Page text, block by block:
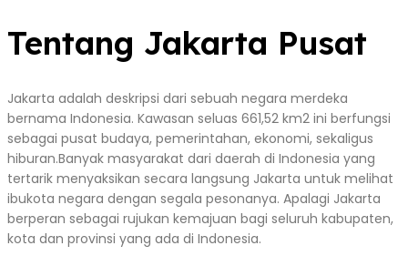
Tentang Jakarta Pusat
Jakarta adalah deskripsi dari sebuah negara merdeka
bernama Indonesia. Kawasan seluas 661,52 km2 ini berfungsi
sebagai pusat budaya, pemerintahan, ekonomi, sekaligus
hiburan.Banyak masyarakat dari daerah di Indonesia yang
tertarik menyaksikan secara langsung Jakarta untuk melihat
ibukota negara dengan segala pesonanya. Apalagi Jakarta
berperan sebagai rujukan kemajuan bagi seluruh kabupaten,
kota dan provinsi yang ada di Indonesia.